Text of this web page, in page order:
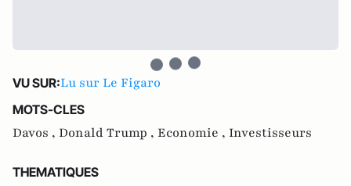
VU SUR:Lu sur Le Figaro
MOTS-CLES
Davos , Donald Trump , Economie , Investisseurs
THEMATIQUES